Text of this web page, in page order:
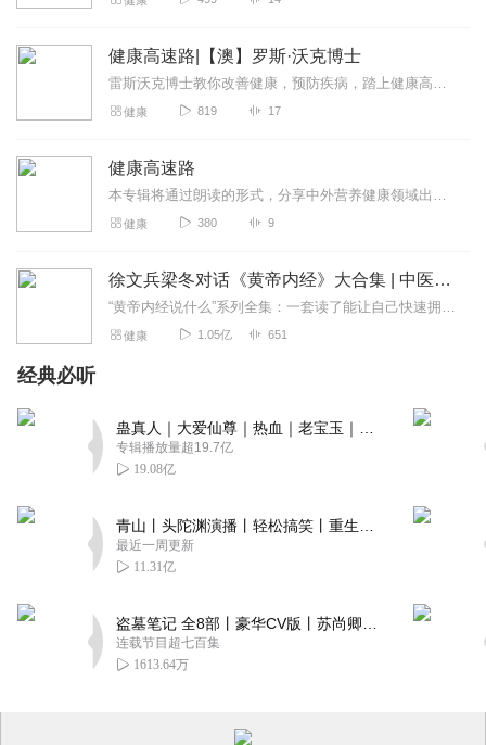
健康高速路|【澳】罗斯·沃克博士
雷斯沃克博士教你改善健康，预防疾病，踏上健康高速路
健康 819 17
健康高速路
本专辑将通过朗读的形式，分享中外营养健康领域出版的权威专著
健康 380 9
徐文兵梁冬对话《黄帝内经》大合集 | 中医养生
“黄帝内经说什么”系列全集：一套读了能让自己快速拥有天时、地利、人和的正能量书籍。年轻人读了能更好地懂得处事养身，变得强大；中年人读了会放下得失，随心所欲；老年...
健康 1.05亿 651
经典必听
专辑播放量超19.7亿
19.08亿
最近一周更新
11.31亿
连载节目超七百集
1613.64万